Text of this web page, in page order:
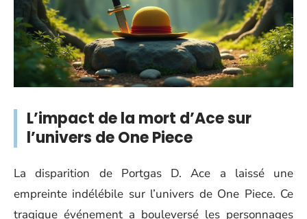
L’impact de la mort d’Ace sur
l’univers de One Piece
La disparition de Portgas D. Ace a laissé une
empreinte indélébile sur l’univers de One Piece. Ce
tragique événement a bouleversé les personnages